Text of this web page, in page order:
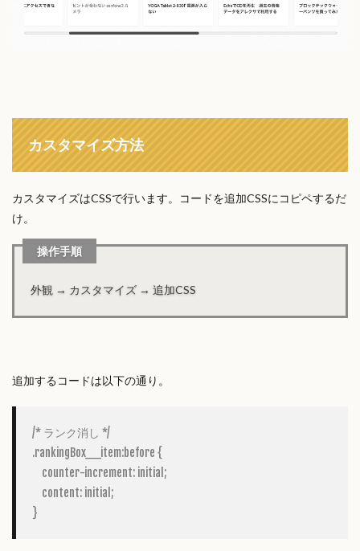
カスタマイズ方法
カスタマイズはCSSで行います。コードを追加CSSにコピペするだ
け。
操作手順
外観 → カスタマイズ → 追加CSS
追加するコードは以下の通り。
/* ランク消し */
.rankingBox__item:before {
    counter-increment: initial;
    content: initial;
}